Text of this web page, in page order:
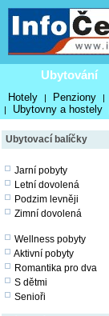
Ubytování
Hotely | Penziony |
| Ubytovny a hostely
Ubytovací balíčky
Jarní pobyty
Letní dovolená
Podzim levněji
Zimní dovolená
Wellness pobyty
Aktivní pobyty
Romantika pro dva
S dětmi
Senioři